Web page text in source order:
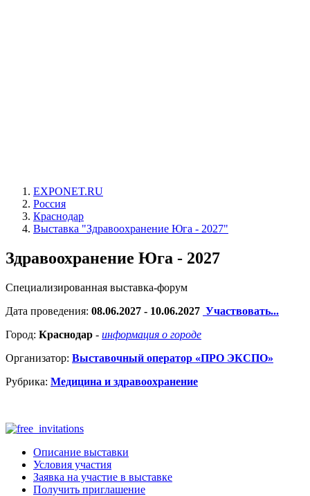
EXPONET.RU
Россия
Краснодар
Выставка "Здравоохранение Юга - 2027"
Здравоохранение Юга - 2027
Специализированная выставка-форум
Дата проведения: 08.06.2027 - 10.06.2027 Участвовать...
Город: Краснодар - информация о городе
Организатор: Выставочный оператор «ПРО ЭКСПО»
Рубрика: Медицина и здравоохранение
Описание выставки
Условия участия
Заявка на участие в выставке
Получить приглашение